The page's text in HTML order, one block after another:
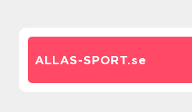
ALLAS-SPORT.se